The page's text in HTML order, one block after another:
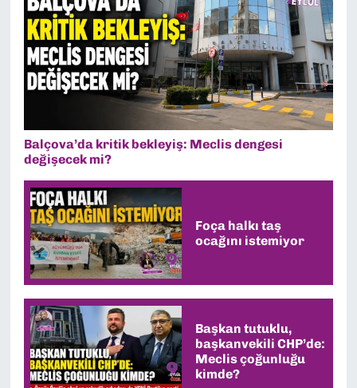
Balçova’da kritik bekleyiş: Meclis dengesi
değişecek mi?
Foça halkı taş
ocağını istemiyor
Başkan tutuklu,
başkanvekili CHP’de:
Meclis çoğunluğu
kimde?